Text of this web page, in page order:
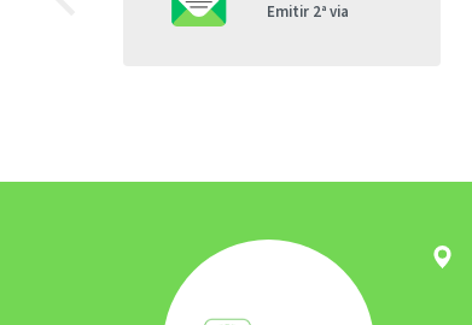
Emitir 2ª via